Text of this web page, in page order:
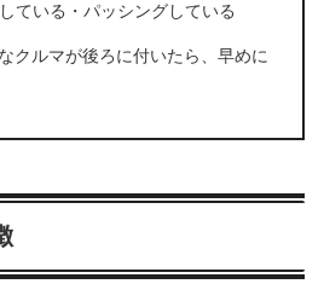
ている・パッシングしている
クルマが後ろに付いたら、早めに